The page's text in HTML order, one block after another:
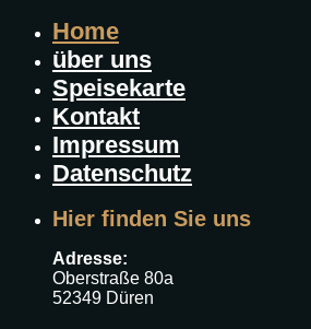
Home
über uns
Speisekarte
Kontakt
Impressum
Datenschutz
Hier finden Sie uns
Adresse:
Oberstraße 80a
52349 Düren